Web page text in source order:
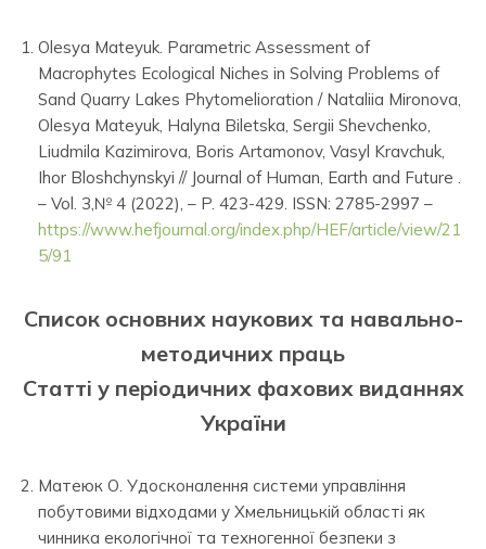
Olesya Mateyuk. Parametric Assessment of
Macrophytes Ecological Niches in Solving Problems of
Sand Quarry Lakes Phytomelioration / Nataliia Mironova,
Olesya Mateyuk, Halyna Biletska, Sergii Shevchenko,
Liudmila Kazimirova, Boris Artamonov, Vasyl Kravchuk,
Ihor Bloshchynskyi // Journal of Human, Earth and Future .
– Vol. 3,№ 4 (2022), – P. 423-429. ISSN: 2785-2997 –
https://www.hefjournal.org/index.php/HEF/article/view/21
5/91
Список основних наукових та навально-
методичних праць
Статті у періодичних фахових виданнях
України
Матеюк О. Удосконалення системи управління
побутовими відходами у Хмельницькій області як
чинника екологічної та техногенної безпеки з